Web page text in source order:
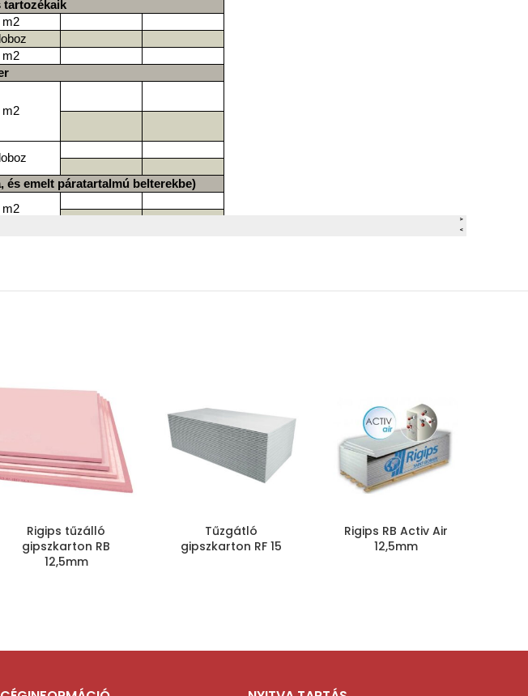
Rigips tűzálló
gipszkarton RB
12,5mm
Tűzgátló
gipszkarton RF 15
Rigips RB Activ Air
12,5mm